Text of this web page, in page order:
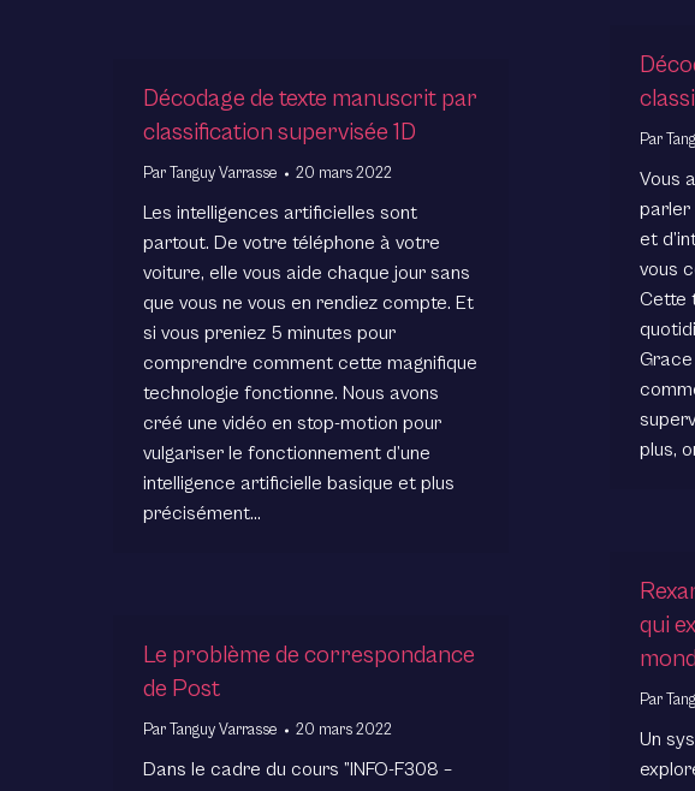
Par
Vous
parler
et
vous
Cette
plus,
Décodage de texte manuscrit par
classification supervisée 1D
Par Tanguy Varrasse 20 mars 2022
Les intelligences artificielles sont
partout. De votre téléphone à votre
voiture, elle vous aide chaque jour sans
que vous ne vous en rendiez compte. Et
si vous preniez 5 minutes pour
comprendre comment cette magnifique
technologie fonctionne. Nous avons
créé une vidéo en stop-motion pour
vulgariser le fonctionnement d’une
intelligence artificielle basique et plus
précisément…
qui
Par
Un
Le problème de correspondance
de Post
Par Tanguy Varrasse 20 mars 2022
Dans le cadre du cours ”INFO-F308 –